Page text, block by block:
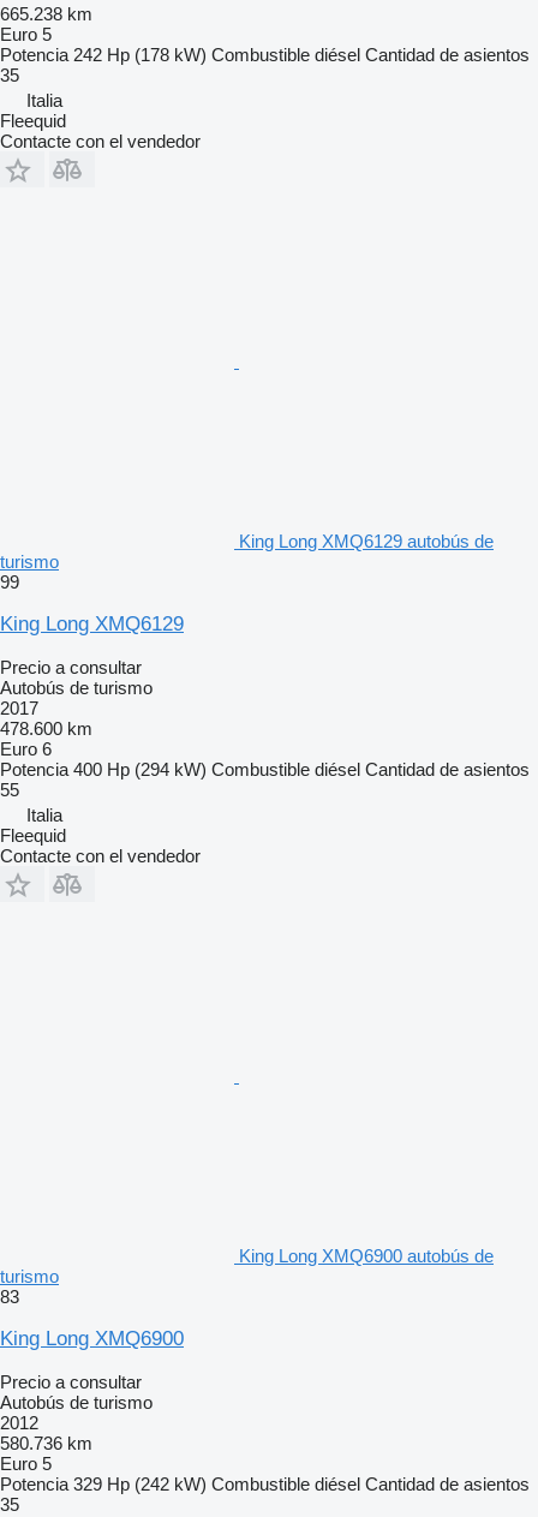
665.238 km
Euro 5
Potencia 242 Hp (178 kW) Combustible diésel Cantidad de asientos
35
Italia
Fleequid
Contacte con el vendedor
King Long XMQ6129 autobús de
turismo
99
King Long XMQ6129
Precio a consultar
Autobús de turismo
2017
478.600 km
Euro 6
Potencia 400 Hp (294 kW) Combustible diésel Cantidad de asientos
55
Italia
Fleequid
Contacte con el vendedor
King Long XMQ6900 autobús de
turismo
83
King Long XMQ6900
Precio a consultar
Autobús de turismo
2012
580.736 km
Euro 5
Potencia 329 Hp (242 kW) Combustible diésel Cantidad de asientos
35